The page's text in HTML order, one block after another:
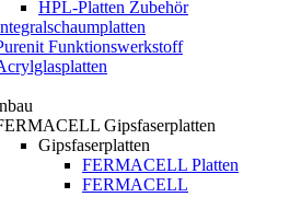
HPL-Platten Zubehör
Funktionswerkstoff
Gipsfaserplatten
Gipsfaserplatten
FERMACELL Platten
FERMACELL